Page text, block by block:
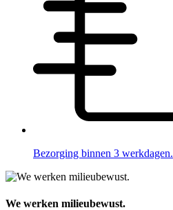
Bezorging binnen 3 werkdagen.
We werken milieubewust.